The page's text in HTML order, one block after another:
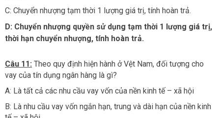
C: Chuyển nhượng tạm thời 1 lượng giá trị, tính hoàn trả.
D: Chuyển nhượng quyền sử dụng tạm thời 1 lượng giá trị,
thời hạn chuyển nhượng, tính hoàn trả.
Câu 11: Theo quy định hiện hành ở Vệt Nam, đối tượng cho
vay của tín dụng ngân hàng là gì?
A: Là tất cả các nhu cầu vay vốn của nền kinh tế – xã hội
B: Là nhu cầu vay vốn ngắn hạn, trung và dài hạn của nền kinh